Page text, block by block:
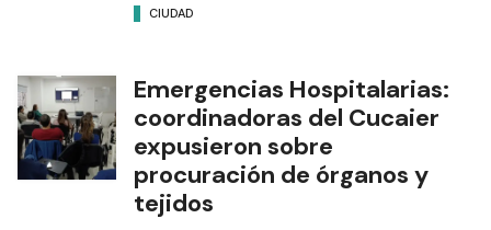
CIUDAD
Emergencias Hospitalarias:
coordinadoras del Cucaier
expusieron sobre
procuración de órganos y
tejidos